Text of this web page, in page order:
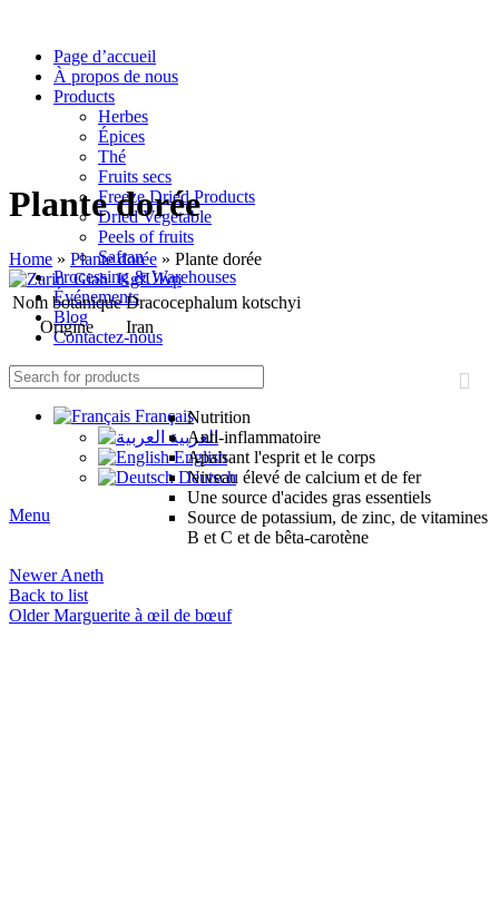
Page d’accueil
À propos de nous
Products
Herbes
Épices
Thé
Fruits secs
Freeze Dried Products
Dried Vegetable
Peels of fruits
Safran
Processing & Warehouses
Événements
Blog
Contactez-nous
Français
العربية
English
Deutsch
Menu
Plante dorée
Home » Plante dorée » Plante dorée
Nom botanique Dracocephalum kotschyi
Origine
Iran
Bienfaits pour la santé
Nutrition
Anti-inflammatoire
Apaisant l'esprit et le corps
Niveau élevé de calcium et de fer
Une source d'acides gras essentiels
Source de potassium, de zinc, de vitamines
B et C et de bêta-carotène
Newer Aneth
Back to list
Older Marguerite à œil de bœuf